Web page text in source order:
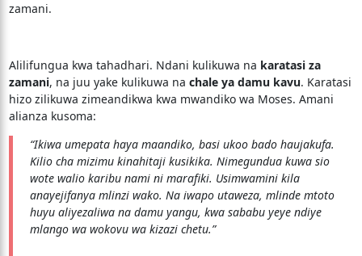
zamani.
Alilifungua kwa tahadhari. Ndani kulikuwa na karatasi za
zamani, na juu yake kulikuwa na chale ya damu kavu. Karatasi
hizo zilikuwa zimeandikwa kwa mwandiko wa Moses. Amani
alianza kusoma:
“Ikiwa umepata haya maandiko, basi ukoo bado haujakufa.
Kilio cha mizimu kinahitaji kusikika. Nimegundua kuwa sio
wote walio karibu nami ni marafiki. Usimwamini kila
anayejifanya mlinzi wako. Na iwapo utaweza, mlinde mtoto
huyu aliyezaliwa na damu yangu, kwa sababu yeye ndiye
mlango wa wokovu wa kizazi chetu.”